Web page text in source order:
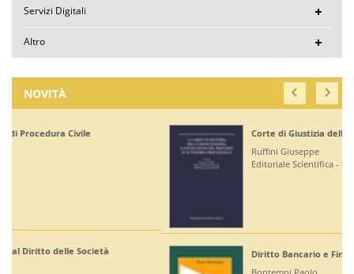
Servizi Digitali
Altro
NOVITÀ
Corte di Giustizia dell'Unione Europea
Editoriale Scientifica - € 36,00
Diritto Bancario e Finanziario